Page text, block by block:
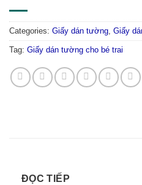
Categories: Giấy dán tường, Giấy
Tag: Giấy dán tường cho bé trai
ĐỌC TIẾP